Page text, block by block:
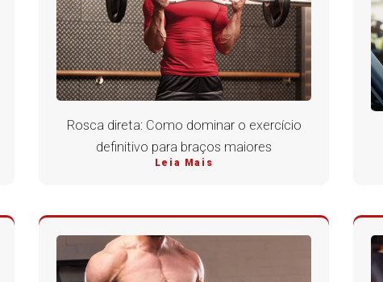
Rosca direta: Como dominar o exercício
definitivo para braços maiores
Leia Mais